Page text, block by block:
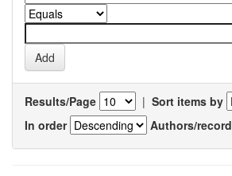
Results/Page | Sort items by
In order
Authors/record